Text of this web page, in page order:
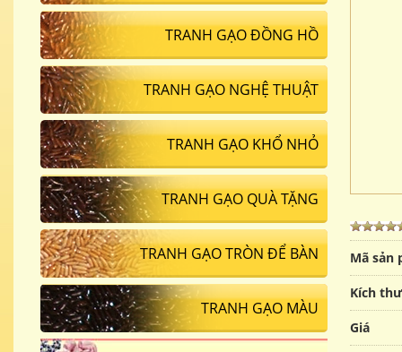
Mã sản
Kích
Giá
TRANH GẠO ĐỒNG HỒ
TRANH GẠO NGHỆ THUẬT
TRANH GẠO KHỔ NHỎ
TRANH GẠO QUÀ TẶNG
TRANH GẠO TRÒN ĐỂ BÀN
TRANH GẠO MÀU